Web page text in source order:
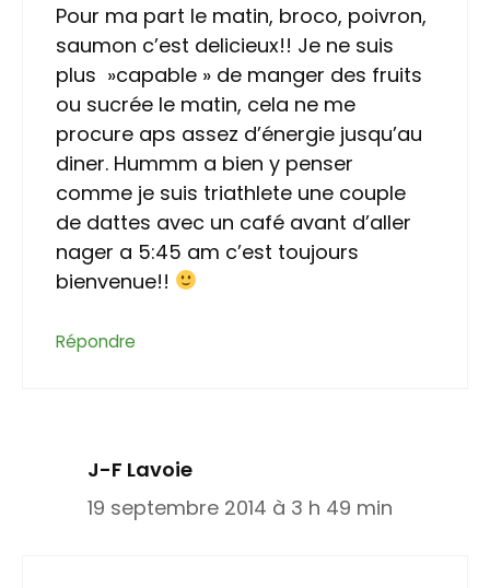
Pour ma part le matin, broco, poivron,
saumon c’est delicieux!! Je ne suis
plus »capable » de manger des fruits
ou sucrée le matin, cela ne me
procure aps assez d’énergie jusqu’au
diner. Hummm a bien y penser
comme je suis triathlete une couple
de dattes avec un café avant d’aller
nager a 5:45 am c’est toujours
bienvenue!!
Répondre
J-F Lavoie
19 septembre 2014 à 3 h 49 min